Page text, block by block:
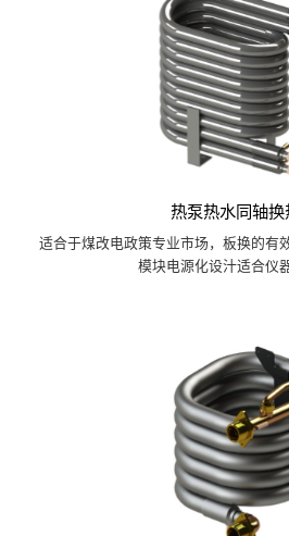
热泵热水同轴换
适合于煤改电政策专业市场，板换的有
模块电源化设汁适合仪